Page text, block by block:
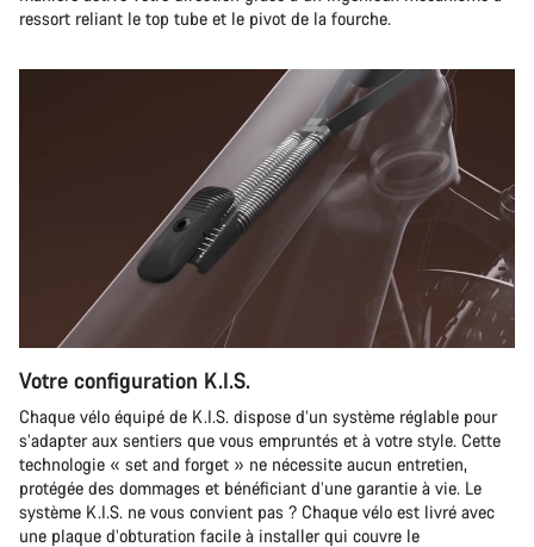
ressort reliant le top tube et le pivot de la fourche.
Votre configuration K.I.S.
Chaque vélo équipé de K.I.S. dispose d’un système réglable pour
s’adapter aux sentiers que vous empruntés et à votre style. Cette
technologie « set and forget » ne nécessite aucun entretien,
protégée des dommages et bénéficiant d’une garantie à vie. Le
système K.I.S. ne vous convient pas ? Chaque vélo est livré avec
une plaque d’obturation facile à installer qui couvre le